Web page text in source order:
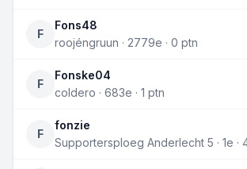
F
Fons48
roojéngruun · 2779e · 0 ptn
F
Fonske04
coldero · 683e · 1 ptn
F
fonzie
Supportersploeg Anderlecht 5 · 1e ·